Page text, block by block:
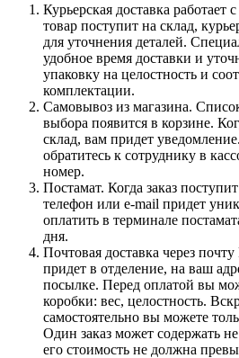
Курьерская доставка работает
товар поступит на склад,
для уточнения деталей.
удобное время доставки и
упаковку на целостность и
комплектации.
Самовывоз из магазина.
выбора появится в корзине.
склад, вам придет
обратитесь к сотруднику в
номер.
Постамат. Когда заказ
телефон или e-mail придет
оплатить в терминале
дня.
Почтовая доставка через
придет в отделение, на ваш
посылке. Перед оплатой вы
коробки: вес, целостность.
самостоятельно вы можете
Один заказ может содержать
его стоимость не должна